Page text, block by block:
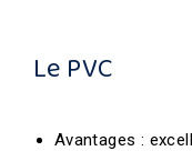
Le PVC
Avantages :